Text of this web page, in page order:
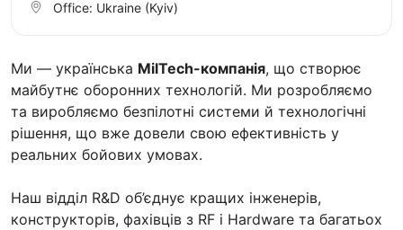
Ми — українська MilTech-компанія, що створює
майбутнє оборонних технологій. Ми розробляємо
та виробляємо безпілотні системи й технологічні
рішення, що вже довели свою ефективність у
реальних бойових умовах.
Наш відділ R&D об’єднує кращих інженерів,
конструкторів, фахівців з RF і Hardware та багатьох
Office: Ukraine (Kyiv)